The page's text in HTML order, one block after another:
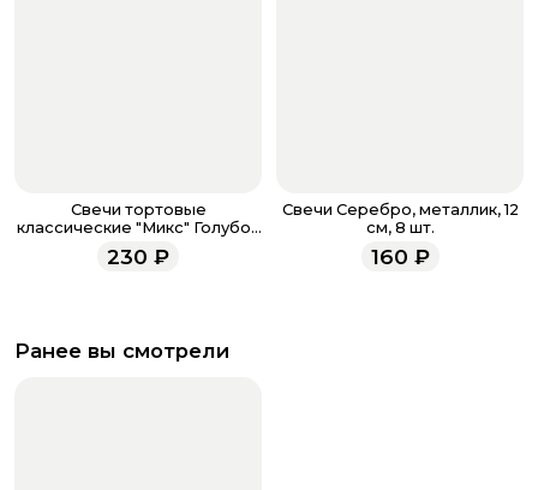
Свечи тортовые
классические "Микс" Голубой
/ Серебро / 10 шт., 15 см /
230 ₽
Свечи Серебро, металлик, 12
см, 8 шт.
160 ₽
Ранее вы смотрели